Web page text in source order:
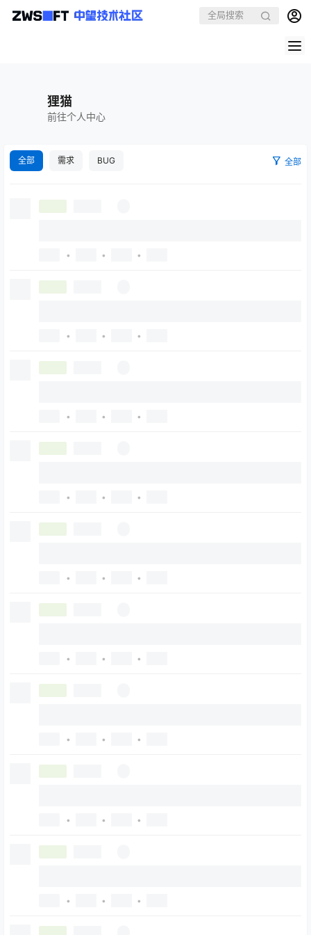
狸猫
前往个人中心
全部 需求 BUG 全部
• • •
• • •
• • •
• • •
• • •
• • •
• • •
• • •
• • •